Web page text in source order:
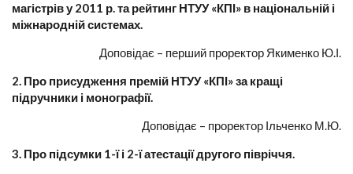
магістрів у 2011 р. та рейтинг НТУУ «КПІ» в національній і
міжнародній системах.
Доповідає – перший проректор Якименко Ю.І.
2. Про присудження премій НТУУ «КПІ» за кращі
підручники і монографії.
Доповідає – проректор Ільченко М.Ю.
3. Про підсумки 1-ї і 2-ї атестації другого півріччя.